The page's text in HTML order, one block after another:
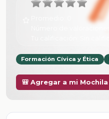
Formación Cívica y Ética
🎒 Agregar a mi Mochila